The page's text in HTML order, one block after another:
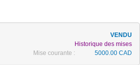
Historique des mises
Mise courante :
5000.00 CAD